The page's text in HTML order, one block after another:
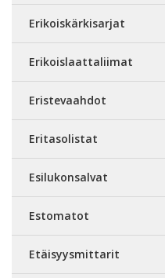
Erikoiskärkisarjat
Erikoislaattaliimat
Eristevaahdot
Eritasolistat
Esilukonsalvat
Estomatot
Etäisyysmittarit